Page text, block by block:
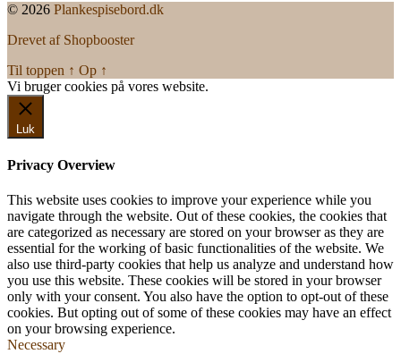
© 2026 Plankespisebord.dk
Drevet af Shopbooster
Til toppen ↑ Op ↑
Vi bruger cookies på vores website.
Luk
Privacy Overview
This website uses cookies to improve your experience while you
navigate through the website. Out of these cookies, the cookies that
are categorized as necessary are stored on your browser as they are
essential for the working of basic functionalities of the website. We
also use third-party cookies that help us analyze and understand how
you use this website. These cookies will be stored in your browser
only with your consent. You also have the option to opt-out of these
cookies. But opting out of some of these cookies may have an effect
on your browsing experience.
Necessary